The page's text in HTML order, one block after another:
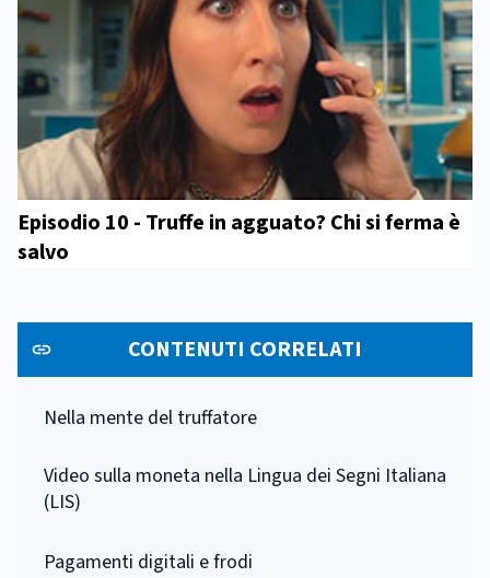
Episodio 10 - Truffe in agguato? Chi si ferma è
salvo
CONTENUTI CORRELATI
Nella mente del truffatore
Video sulla moneta nella Lingua dei Segni Italiana
(LIS)
Pagamenti digitali e frodi